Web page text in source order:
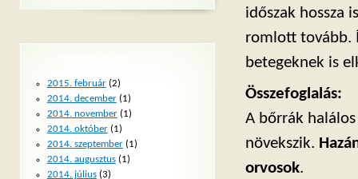
időszak hossza
romlott tovább.
betegeknek is
Összefoglalás:
A bőrrák
növekszik.
orvosok.
2015. február(2)
2014. december(1)
2014. november(1)
2014. október(1)
2014. szeptember(1)
2014. augusztus(1)
2014. július(3)